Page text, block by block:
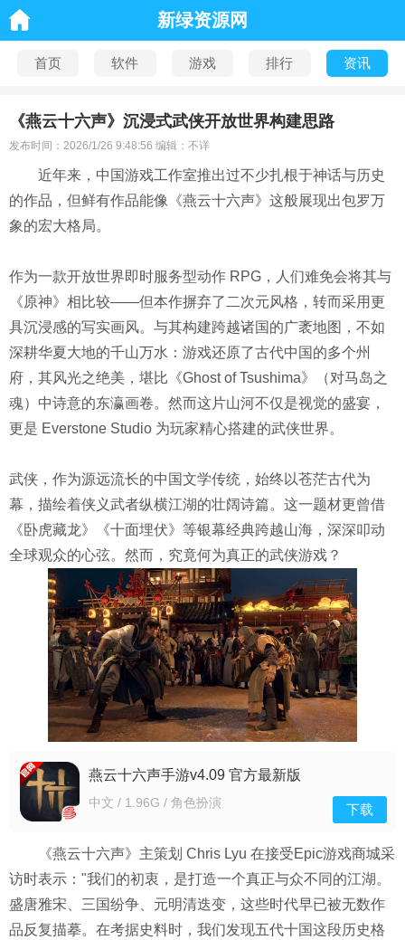
新绿资源网
首页 软件 游戏 排行 资讯
《燕云十六声》沉浸式武侠开放世界构建思路
发布时间：2026/1/26 9:48:56 编辑：不详
近年来，中国游戏工作室推出过不少扎根于神话与历史
的作品，但鲜有作品能像《燕云十六声》这般展现出包罗万
象的宏大格局。
作为一款开放世界即时服务型动作 RPG，人们难免会将其与
《原神》相比较——但本作摒弃了二次元风格，转而采用更
具沉浸感的写实画风。与其构建跨越诸国的广袤地图，不如
深耕华夏大地的千山万水：游戏还原了古代中国的多个州
府，其风光之绝美，堪比《Ghost of Tsushima》（对马岛之
魂）中诗意的东瀛画卷。然而这片山河不仅是视觉的盛宴，
更是 Everstone Studio 为玩家精心搭建的武侠世界。
武侠，作为源远流长的中国文学传统，始终以苍茫古代为
幕，描绘着侠义武者纵横江湖的壮阔诗篇。这一题材更曾借
《卧虎藏龙》《十面埋伏》等银幕经典跨越山海，深深叩动
全球观众的心弦。然而，究竟何为真正的武侠游戏？
燕云十六声手游v4.09 官方最新版
中文 / 1.96G / 角色扮演 下载
《燕云十六声》主策划 Chris Lyu 在接受Epic游戏商城采
访时表示："我们的初衷，是打造一个真正与众不同的江湖。
盛唐雅宋、三国纷争、元明清迭变，这些时代早已被无数作
品反复描摹。在考据史料时，我们发现五代十国这段历史格